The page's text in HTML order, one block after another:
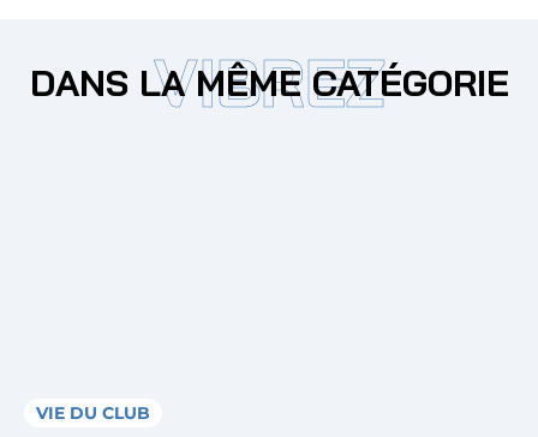
VIBREZ
DANS LA MÊME CATÉGORIE
VIE DU CLUB